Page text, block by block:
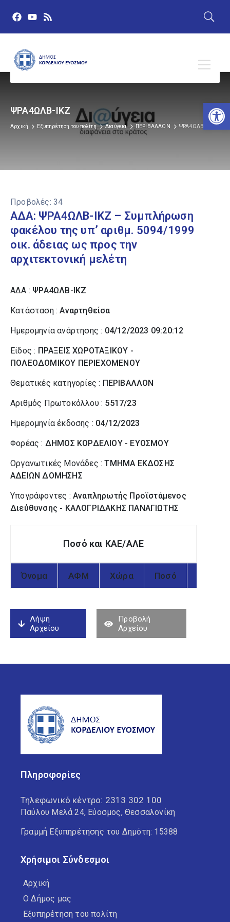
ΨΡΑ4ΩΛΒ-ΙΚΖ
Αρχική Εξυπηρέτηση του πολίτη Διαύγεια ΠΕΡΙΒΑΛΛΟΝ ΨΡΑ4ΩΛΒ-ΙΚΖ
Προβολές: 34
ΑΔΑ: ΨΡΑ4ΩΛΒ-ΙΚΖ – Συμπλήρωση
φακέλου της υπ’ αριθμ. 5094/1999
οικ. άδειας ως προς την
αρχιτεκτονική μελέτη
ΑΔΑ : ΨΡΑ4ΩΛΒ-ΙΚΖ
Κατάσταση :Αναρτηθείσα
Ημερομηνία ανάρτησης : 04/12/2023 09:20:12
Είδος : ΠΡΑΞΕΙΣ ΧΩΡΟΤΑΞΙΚΟΥ -
ΠΟΛΕΟΔΟΜΙΚΟΥ ΠΕΡΙΕΧΟΜΕΝΟΥ
Θεματικές κατηγορίες : ΠΕΡΙΒΑΛΛΟΝ
Αριθμός Πρωτοκόλλου : 5517/23
Ημερομηνία έκδοσης : 04/12/2023
Φορέας : ΔΗΜΟΣ ΚΟΡΔΕΛΙΟΥ - ΕΥΟΣΜΟΥ
Οργανωτικές Μονάδες :ΤΜΗΜΑ ΕΚΔΟΣΗΣ
ΑΔΕΙΩΝ ΔΟΜΗΣΗΣ
Υπογράφοντες : Αναπληρωτής Προϊστάμενος
Διεύθυνσης - ΚΑΛΟΓΡΙΔΑΚΗΣ ΠΑΝΑΓΙΩΤΗΣ
Ποσό και ΚΑΕ/ΑΛΕ
Όνομα ΑΦΜ Χώρα Ποσό
Λήψη
Αρχείου
Προβολή
Αρχείου
Πληροφορίες
Τηλεφωνικό κέντρο: 2313 302 100
Παύλου Μελά 24, Εύοσμος, Θεσσαλονίκη
Γραμμή Εξυπηρέτησης του Δημότη: 15388
Χρήσιμοι Σύνδεσμοι
Αρχική
Ο Δήμος μας
Εξυπηρέτηση του πολίτη